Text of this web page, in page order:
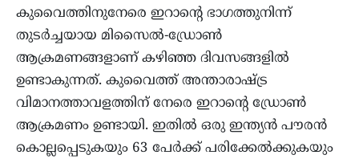
കുവൈത്തിനുനേരെ ഇറാന്റെ ഭാഗത്തുനിന്ന്
തുടർച്ചയായ മിസൈൽ-ഡ്രോൺ
ആക്രമണങ്ങളാണ് കഴിഞ്ഞ ദിവസങ്ങളിൽ
ഉണ്ടാകുന്നത്. കുവൈത്ത് അന്താരാഷ്ട്ര
വിമാനത്താവളത്തിന് നേരെ ഇറാന്റെ ഡ്രോൺ
ആക്രമണം ഉണ്ടായി. ഇതിൽ ഒരു ഇന്ത്യൻ പൗരൻ
കൊല്ലപ്പെടുകയും 63 പേർക്ക് പരിക്കേൽക്കുകയും